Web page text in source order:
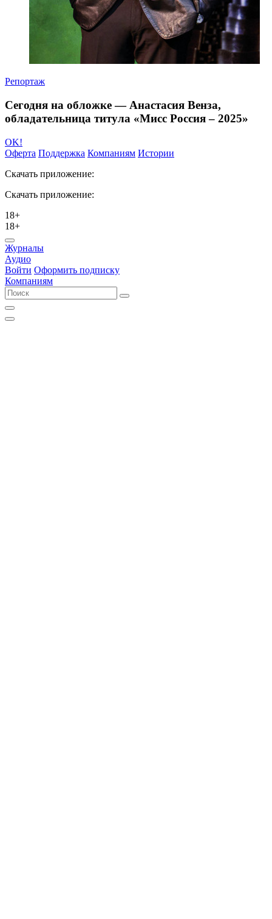
Репортаж
Сегодня на обложке — Анастасия Венза,
обладательница титула «Мисс Россия – 2025»
OK!
Оферта Поддержка Компаниям Истории
Скачать приложение:
Скачать приложение:
18+
18+
Журналы
Аудио
Войти Оформить подписку
Компаниям